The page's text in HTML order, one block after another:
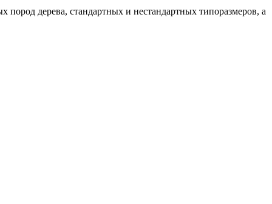
дерева, стандартных и нестандартных типоразмеров, а